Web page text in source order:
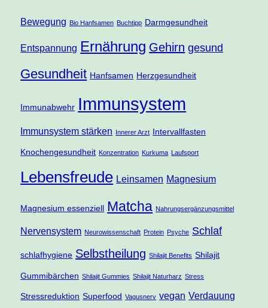
Bewegung Bio Hanfsamen Buchtipp Darmgesundheit
Entspannung Ernährung Gehirn gesund
Gesundheit Hanfsamen Herzgesundheit
Immunabwehr Immunsystem
Immunsystem stärken Innerer Arzt Intervallfasten
Knochengesundheit Konzentration Kurkuma Laufsport
Lebensfreude Leinsamen Magnesium
Magnesium essenziell Matcha Nahrungsergänzungsmittel
Nervensystem Neurowissenschaft Protein Psyche Schlaf
schlafhygiene Selbstheilung Shilajit Benefits Shilajit
Gummibärchen Shilajit Gummies Shilajit Naturharz Stress
Stressreduktion Superfood Vagusnerv vegan Verdauung